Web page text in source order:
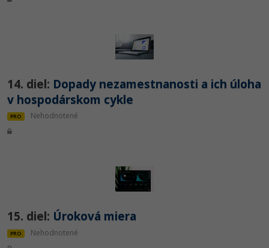
14. diel: Dopady nezamestnanosti a ich úloha
v hospodárskom cykle
PRO Nehodnotené
15. diel: Úroková miera
PRO Nehodnotené